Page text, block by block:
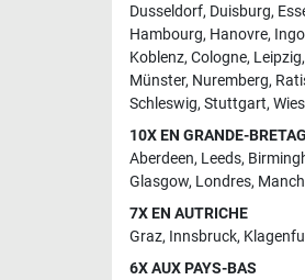
Dusseldorf, Duisburg,
Hambourg, Hanovre,
Koblenz, Cologne, Leipzig,
Münster, Nuremberg,
Schleswig, Stuttgart,
10X EN GRANDE-
Aberdeen, Leeds,
Glasgow, Londres,
7X EN AUTRICHE
Graz, Innsbruck,
6X AUX PAYS-BAS